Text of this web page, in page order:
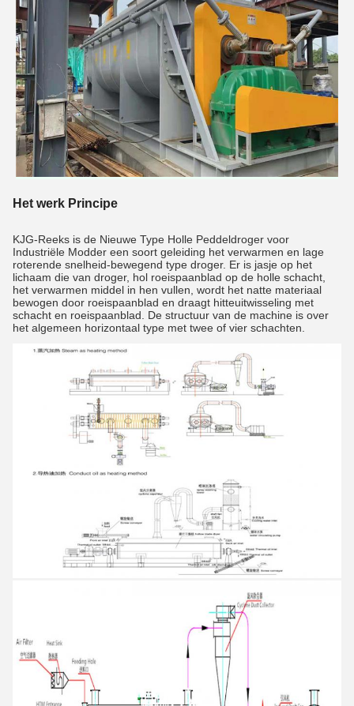
Het werk Principe
KJG-Reeks is de Nieuwe Type Holle Peddeldroger voor
Industriële Modder een soort geleiding het verwarmen en lage
roterende snelheid-bewegend type droger. Er is jasje op het
lichaam die van droger, hol roeispaanblad op de holle schacht,
het verwarmen middel in hen vullen, wordt het natte materiaal
bewogen door roeispaanblad en draagt hitteuitwisseling met
schacht en roeispaanblad. De structuur van de machine is over
het algemeen horizontaal type met twee of vier schachten.